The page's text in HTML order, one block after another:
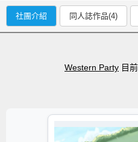
社團介紹 同人誌作品(4)
Western Party 目